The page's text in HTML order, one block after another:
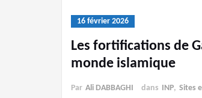
16 février 2026
Les fortifications de
monde islamique
Par Ali DABBAGHI dans INP, Sites